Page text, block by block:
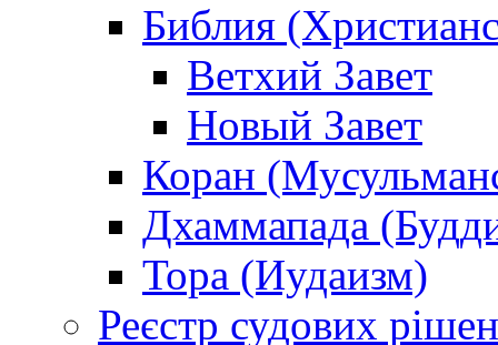
Библия
Ветхий Завет
Новый Завет
Коран
Дхаммапада
Тора (Иудаизм)
Реєстр судових